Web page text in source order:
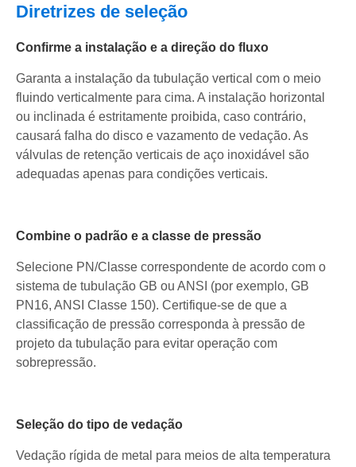
Diretrizes de seleção
Confirme a instalação e a direção do fluxo
Garanta a instalação da tubulação vertical com o meio
fluindo verticalmente para cima. A instalação horizontal
ou inclinada é estritamente proibida, caso contrário,
causará falha do disco e vazamento de vedação. As
válvulas de retenção verticais de aço inoxidável são
adequadas apenas para condições verticais.
Combine o padrão e a classe de pressão
Selecione PN/Classe correspondente de acordo com o
sistema de tubulação GB ou ANSI (por exemplo, GB
PN16, ANSI Classe 150). Certifique-se de que a
classificação de pressão corresponda à pressão de
projeto da tubulação para evitar operação com
sobrepressão.
Seleção do tipo de vedação
Vedação rígida de metal para meios de alta temperatura